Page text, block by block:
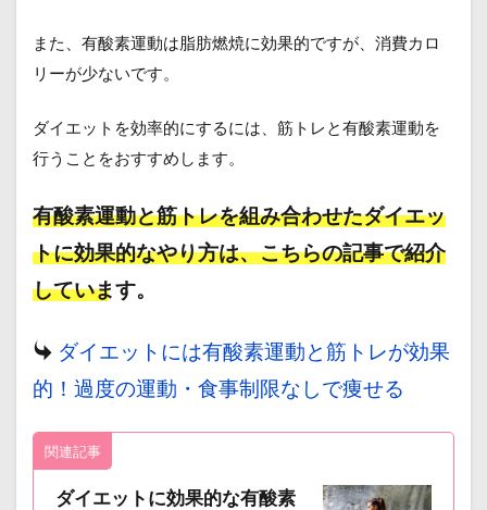
また、有酸素運動は脂肪燃焼に効果的ですが、消費カロ
リーが少ないです。
ダイエットを効率的にするには、筋トレと有酸素運動を
行うことをおすすめします。
有酸素運動と筋トレを組み合わせたダイエッ
トに効果的なやり方は、こちらの記事で紹介
しています。
ダイエットには有酸素運動と筋トレが効果
的！過度の運動・食事制限なしで痩せる
関連記事
ダイエットに効果的な有酸素